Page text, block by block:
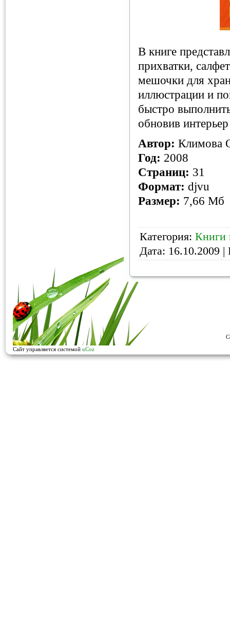
В книге
прихватки,
мешочки для
иллюстрации и
быстро
обновив
Автор: Климова
Год: 2008
Страниц: 31
Формат: djvu
Размер: 7,66 Мб
Категория: Книги
Дата: 16.10.2009 |
Сайт управляется системой uCoz